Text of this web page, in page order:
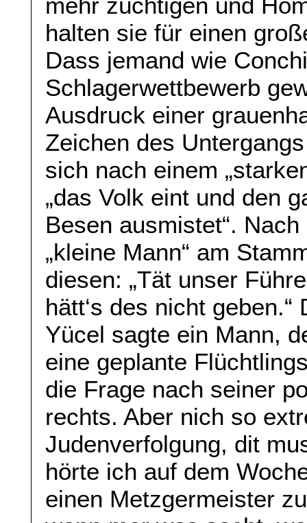
halten sie für einen
Dass jemand wie
Schlagerwettbewerb
Ausdruck einer
Zeichen des
sich nach einem
„das Volk eint und den
Besen ausmistet“.
„kleine Mann“ am
diesen: „Tät unser
hätt‘s des nicht
Yücel sagte ein Mann,
eine geplante
die Frage nach seiner
rechts. Aber nich so
Judenverfolgung, dit
hörte ich auf dem
einen Metzgermeister